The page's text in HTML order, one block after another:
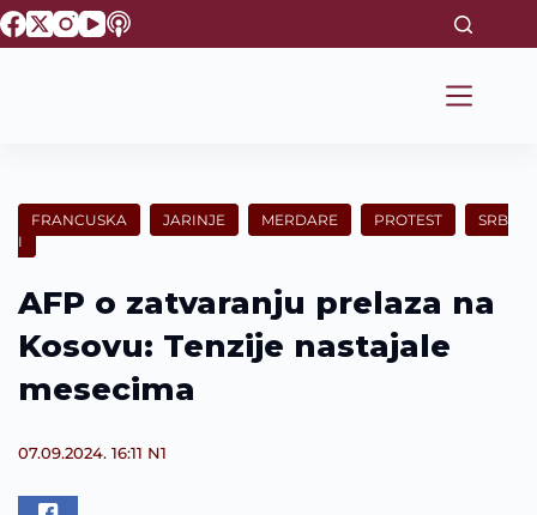
S
k
n
FRANCUSKA JARINJE MERDARE PROTEST
SRB
I
AFP o zatvaranju prelaza na
Kosovu: Tenzije nastajale
mesecima
07.09.2024. 16:11 N1